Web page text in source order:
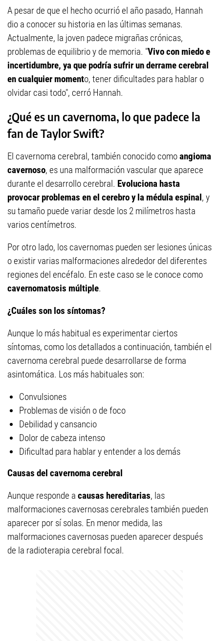
A pesar de que el hecho ocurrió el año pasado, Hannah
dio a conocer su historia en las últimas semanas.
Actualmente, la joven padece migrañas crónicas,
problemas de equilibrio y de memoria. "Vivo con miedo e
incertidumbre, ya que podría sufrir un derrame cerebral
en cualquier momento, tener dificultades para hablar o
olvidar casi todo", cerró Hannah.
¿Qué es un cavernoma, lo que padece la
fan de Taylor Swift?
El cavernoma cerebral, también conocido comoangioma
cavernoso, es una malformación vascular que aparece
durante el desarrollo cerebral. Evoluciona hasta
provocar problemas en el cerebro y la médula espinal, y
su tamaño puede variar desde los 2 milímetros hasta
varios centímetros.
Por otro lado, los cavernomas pueden ser lesiones únicas
o existir varias malformaciones alrededor del diferentes
regiones del encéfalo. En este caso se le conoce como
cavernomatosis múltiple.
¿Cuáles son los síntomas?
Aunque lo más habitual es experimentar ciertos
síntomas, como los detallados a continuación, también el
cavernoma cerebral puede desarrollarse de forma
asintomática. Los más habituales son:
Convulsiones
Problemas de visión o de foco
Debilidad y cansancio
Dolor de cabeza intenso
Dificultad para hablar y entender a los demás
Causas del cavernoma cerebral
Aunque responde a causas hereditarias, las
malformaciones cavernosas cerebrales también pueden
aparecer por sí solas. En menor medida, las
malformaciones cavernosas pueden aparecer después
de la radioterapia cerebral focal.